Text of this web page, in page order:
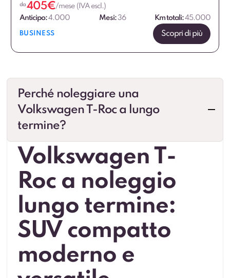
da 405€/mese (IVA escl.)
Anticipo:4.000 Mesi:36 Km totali:45.000
BUSINESS Scopri di più
Perché noleggiare una
Volkswagen T-Roc a lungo
termine?
Volkswagen T-
Roc a noleggio
lungo termine:
SUV compatto
moderno e